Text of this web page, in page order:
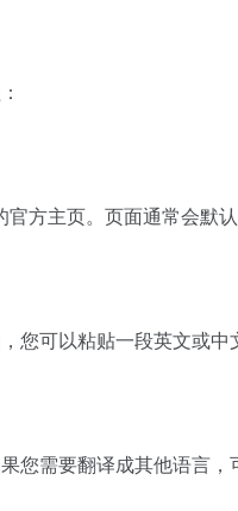
官方主页。页面通常会默
可以粘贴一段英文或中
要翻译成其他语言，